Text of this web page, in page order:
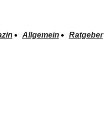
Allgemein Ratgeber